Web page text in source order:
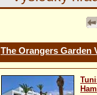
The Orangers Garden